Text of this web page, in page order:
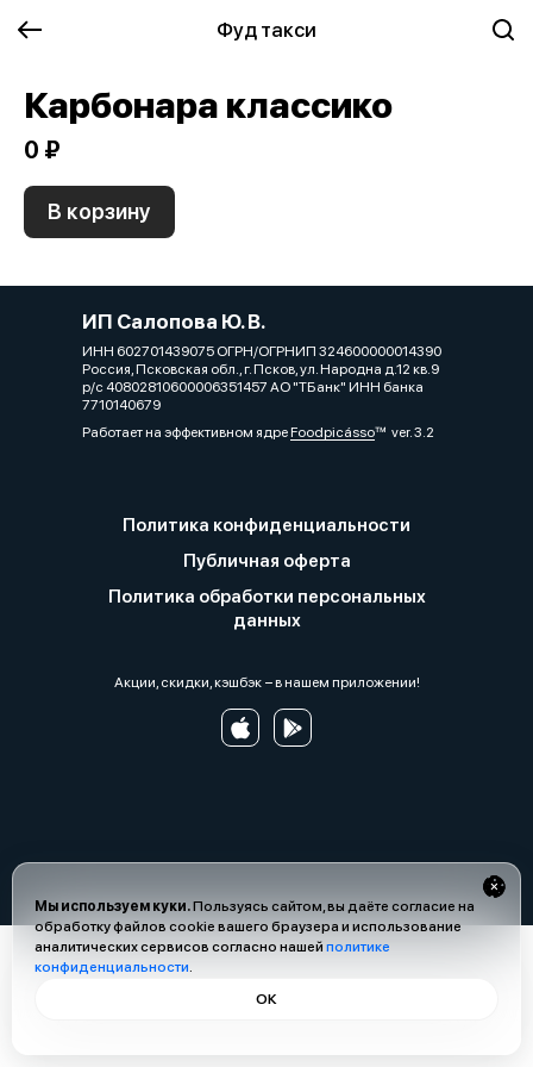
Фуд такси
Мы используем куки.Пользуясь сайтом, вы даёте согласие на
обработку файлов cookie вашего браузера и использование
аналитических сервисов согласно нашей политике
конфиденциальности.
ОК
Карбонара классико
0 ₽
В корзину
ИП Салопова Ю. В.
ИНН 602701439075 ОГРН/ОГРНИП 324600000014390
Россия, Псковская обл., г. Псков, ул. Народна д.12 кв.9
р/с 40802810600006351457 АО "ТБанк" ИНН банка
7710140679
Работает на эффективном ядреFoodpicássover. 3.2
Политика конфиденциальности
Публичная оферта
Политика обработки персональных
данных
Акции, скидки, кэшбэк − в нашем приложении!